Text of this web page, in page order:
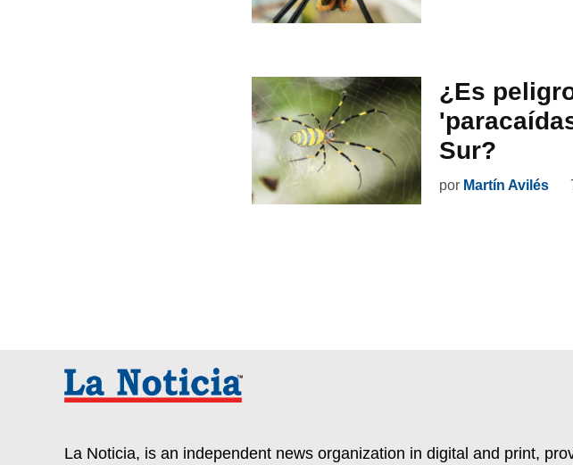
¿Es
Sur?
por Martín Avilés
La Noticia, is an independent news organization in digital and print,